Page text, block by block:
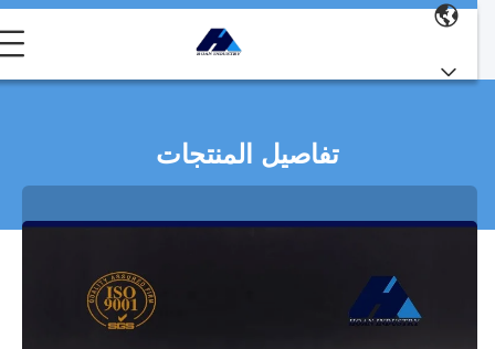
تفاصيل المنتجات